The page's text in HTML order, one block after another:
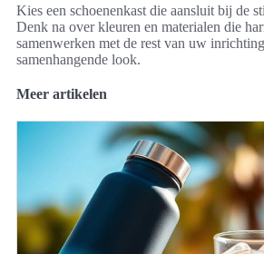
Kies een schoenenkast die aansluit bij de
Denk na over kleuren en materialen die
samenwerken met de rest van uw
samenhangende look.
Meer artikelen